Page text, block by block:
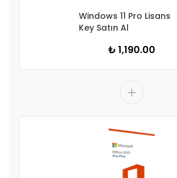
Windows 11 Pro Lisans
Key Satın Al
₺ 1,190.00